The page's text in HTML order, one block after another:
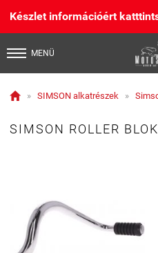
Készlet információért
MENÜ
 » SIMSON alkatrészek »
SIMSON ROLLER